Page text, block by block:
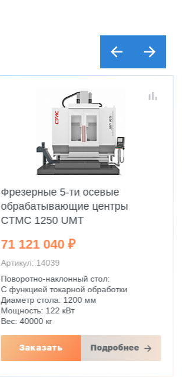
Фрезерные 5-ти осевые
обрабатывающие центры
CTMC 1250 UMT
71 121 040 ₽
Артикул: 14039
Поворотно-наклонный стол:
С функцией токарной обработки
Диаметр стола: 1200 мм
Мощность: 122 кВт
Вес: 40000 кг
Заказать Подробнее